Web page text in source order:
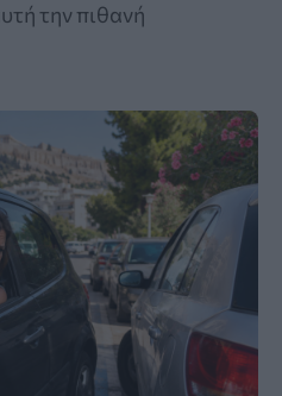
την πιθανή